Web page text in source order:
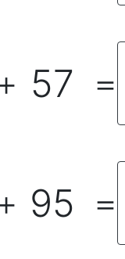
57 ＝
95 ＝